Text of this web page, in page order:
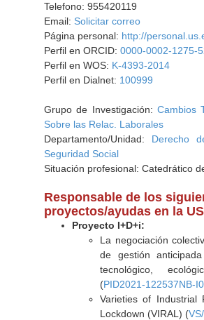
Telefono: 955420119
Email: Solicitar correo
Página personal: http://
Perfil en ORCID: 0000-0002-1275-
Perfil en WOS: K-4393-2014
Perfil en Dialnet: 100999
Grupo de Investigación: Cambios
Sobre las Relac. Laborales
Departamento/Unidad: Derecho
Seguridad Social
Situación profesional: Catedrático
Responsable de los
proyectos/ayudas en la
Proyecto I+D+i:
La negociación
de gestión
tecnológico,
(PID2021-122537NB-
Varieties of Industrial
Lockdown (VIRAL) (